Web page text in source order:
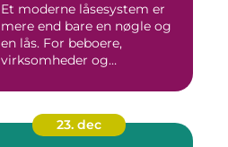
Et moderne låsesystem er
mere end bare en nøgle og
en lås. For beboere,
virksomheder og
23. dec